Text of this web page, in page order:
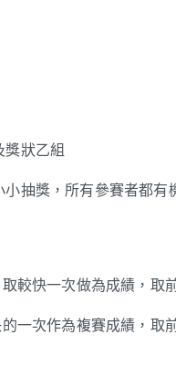
狀乙組
抽獎，所有參賽者都有
較快一次做為成績，取
一次作為複賽成績，取